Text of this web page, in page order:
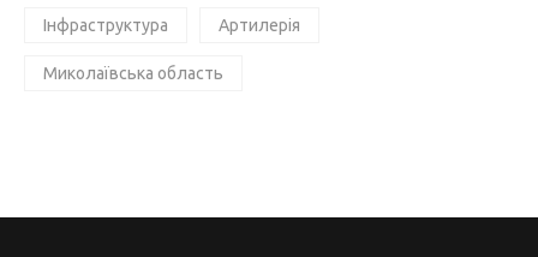
Інфраструктура Артилерія
Миколаївська область